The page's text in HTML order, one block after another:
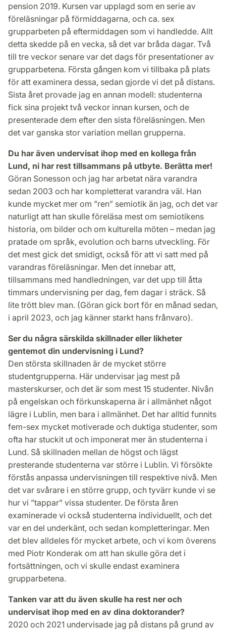
pension 2019. Kursen var upplagd som en serie av
föreläsningar på förmiddagarna, och ca. sex
grupparbeten på eftermiddagen som vi handledde. Allt
detta skedde på en vecka, så det var bråda dagar. Två
till tre veckor senare var det dags för presentationer av
grupparbetena. Första gången kom vi tillbaka på plats
för att examinera dessa, sedan gjorde vi det på distans.
Sista året provade jag en annan modell: studenterna
fick sina projekt två veckor innan kursen, och de
presenterade dem efter den sista föreläsningen. Men
det var ganska stor variation mellan grupperna.
Du har även undervisat ihop med en kollega från
Lund, ni har rest tillsammans på utbyte. Berätta mer!
Göran Sonesson och jag har arbetat nära varandra
sedan 2003 och har kompletterat varandra väl. Han
kunde mycket mer om ”ren” semiotik än jag, och det var
naturligt att han skulle föreläsa mest om semiotikens
historia, om bilder och om kulturella möten – medan jag
pratade om språk, evolution och barns utveckling. För
det mest gick det smidigt, också för att vi satt med på
varandras föreläsningar. Men det innebar att,
tillsammans med handledningen, var det upp till åtta
timmars undervisning per dag, fem dagar i sträck. Så
lite trött blev man. (Göran gick bort för en månad sedan,
i april 2023, och jag känner starkt hans frånvaro).
Ser du några särskilda skillnader eller likheter
gentemot din undervisning i Lund?
Den största skillnaden är de mycket större
studentgrupperna. Här undervisar jag mest på
masterskurser, och det är som mest 15 studenter. Nivån
på engelskan och förkunskaperna är i allmänhet något
lägre i Lublin, men bara i allmänhet. Det har alltid funnits
fem-sex mycket motiverade och duktiga studenter, som
ofta har stuckit ut och imponerat mer än studenterna i
Lund. Så skillnaden mellan de högst och lägst
presterande studenterna var större i Lublin. Vi försökte
förstås anpassa undervisningen till respektive nivå. Men
det var svårare i en större grupp, och tyvärr kunde vi se
hur vi ”tappar” vissa studenter. De första åren
examinerade vi också studenterna individuellt, och det
var en del underkänt, och sedan kompletteringar. Men
det blev alldeles för mycket arbete, och vi kom överens
med Piotr Konderak om att han skulle göra det i
fortsättningen, och vi skulle endast examinera
grupparbetena.
Tanken var att du även skulle ha rest ner och
undervisat ihop med en av dina doktorander?
2020 och 2021 undervisade jag på distans på grund av